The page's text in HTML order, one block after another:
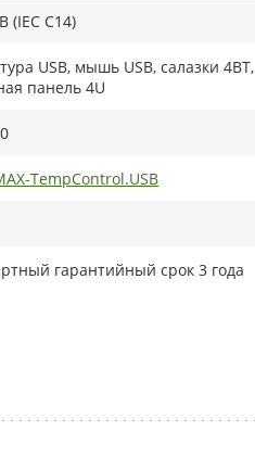
(IEC C14)
USB, мышь USB, салазки 4BT,
панель 4U
TempControl.USB
гарантийный срок 3 года